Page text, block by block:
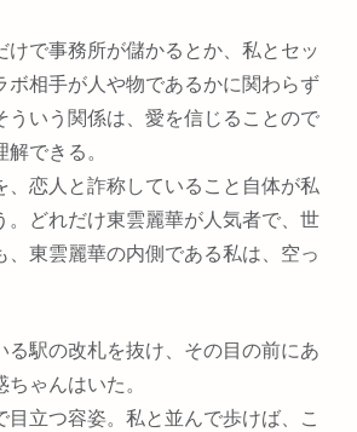
で事務所が儲かるとか、私とセッ
ボ相手が人や物であるかに関わらず
ういう関係は、愛を信じることので
できる。
、恋人と詐称していること自体が私
。どれだけ東雲麗華が人気者で、世
、東雲麗華の内側である私は、空っ
る駅の改札を抜け、その目の前にあ
ゃんはいた。
立つ容姿。私と並んで歩けば、こ